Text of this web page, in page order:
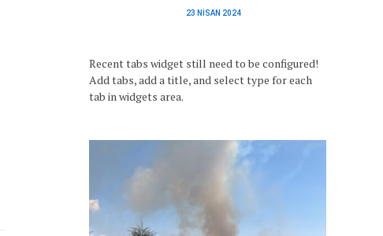
23 NISAN 2024
Recent tabs widget still need to be configured!
Add tabs, add a title, and select type for each
tab in widgets area.